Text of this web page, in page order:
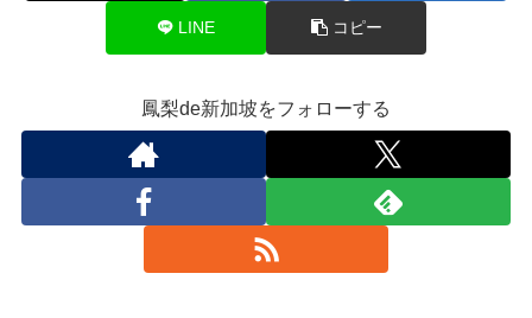
LINE コピー
鳳梨de新加坡をフォローする